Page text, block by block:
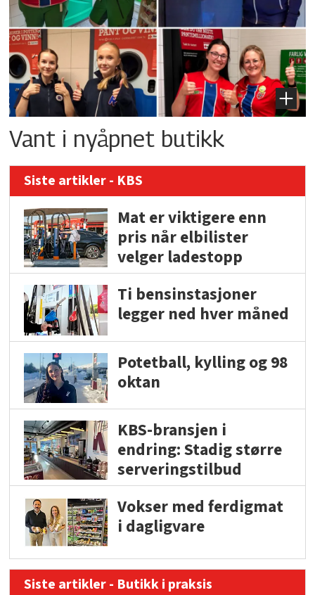
Vant i nyåpnet butikk
Siste artikler - KBS
Mat er viktigere enn
pris når elbilister
velger ladestopp
Ti bensinstasjoner
legger ned hver måned
Potetball, kylling og 98
oktan
KBS-bransjen i
endring: Stadig større
serveringstilbud
Vokser med ferdigmat
i dagligvare
Siste artikler - Butikk i praksis